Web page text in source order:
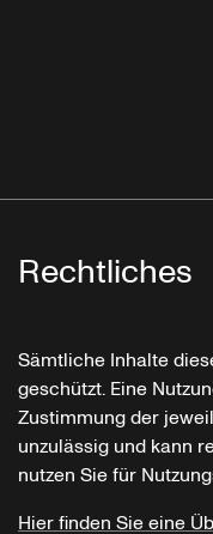
Rechtliches
Sämtliche Inhalte
geschützt. Eine
Zustimmung der
unzulässig und kann
nutzen Sie für
Hier finden Sie eine